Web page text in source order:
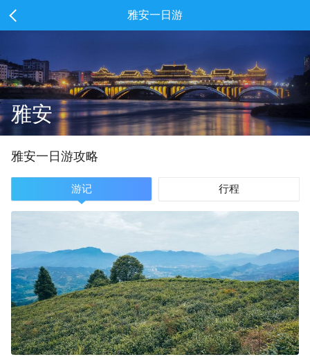
雅安一日游
雅安
雅安一 日游攻略
游记 行程